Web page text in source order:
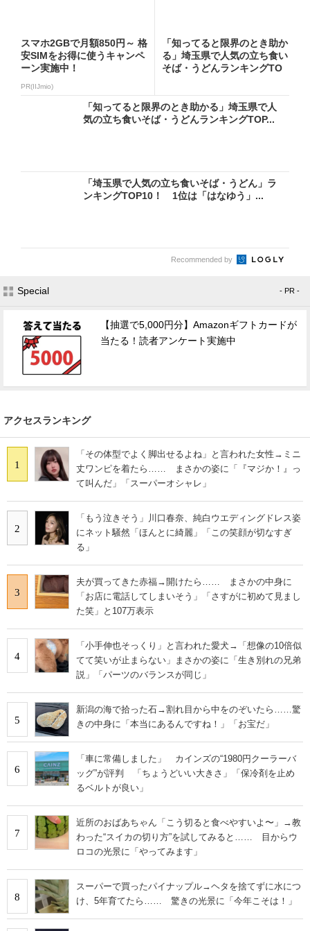
スマホ2GBで月額850円～ 格
安SIMをお得に使うキャンペ
ーン実施中！
PR(IIJmio)
「知ってると限界のとき助か
る」埼玉県で人気の立ち食い
そば・うどんランキングTO
「知ってると限界のとき助かる」埼玉県で人
気の立ち食いそば・うどんランキングTOP...
「埼玉県で人気の立ち食いそば・うどん」ラ
ンキングTOP10！ 1位は「はなゆう」...
Recommended by
Special - PR -
【抽選で5,000円分】Amazonギフトカードが
当たる！読者アンケート実施中
アクセスランキング
1
「その体型でよく脚出せるよね」と言われた女性→ミニ
丈ワンピを着たら…… まさかの姿に「『マジか！』っ
て叫んだ」「スーパーオシャレ」
2
「もう泣きそう」川口春奈、純白ウエディングドレス姿
にネット騒然「ほんとに綺麗」「この笑顔が切なすぎ
る」
3
夫が買ってきた赤福→開けたら…… まさかの中身に
「お店に電話してしまいそう」「さすがに初めて見まし
た笑」と107万表示
4
「小手伸也そっくり」と言われた愛犬→「想像の10倍似
てて笑いが止まらない」まさかの姿に「生き別れの兄弟
説」「パーツのバランスが同じ」
5
新潟の海で拾った石→割れ目から中をのぞいたら……驚
きの中身に「本当にあるんですね！」「お宝だ」
6
「車に常備しました」 カインズの“1980円クーラーバ
ッグ”が評判 「ちょうどいい大きさ」「保冷剤を止め
るベルトが良い」
7
近所のおばあちゃん「こう切ると食べやすいよ〜」→教
わった“スイカの切り方”を試してみると…… 目からウ
ロコの光景に「やってみます」
8
スーパーで買ったパイナップル→ヘタを捨てずに水につ
け、5年育てたら…… 驚きの光景に「今年こそは！」